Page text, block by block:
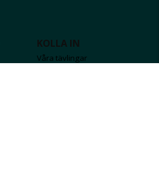
KOLLA IN
Våra tävlingar